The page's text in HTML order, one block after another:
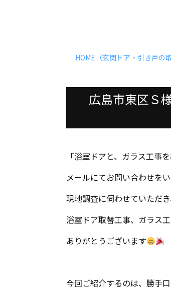
HOME （玄関ドア・引き戸の
広島市東区Ｓ
「浴室ドアと、ガラス工事
メールにてお問い合わせを
現地調査に伺わせていただき
浴室ドア取替工事、ガラス
ありがとうございます
今回ご紹介するのは、勝手